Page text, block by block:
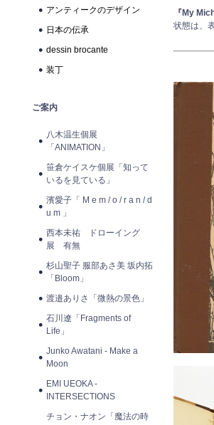
アンティークのデザイン
日本の伝承
dessin brocante
装丁
ご案内
八木温生個展
「ANIMATION」
笹倉ケイスケ個展「知って
いるを見ている」
濱愛子「 M e m / o / r a n / d
u m 」
西本未祐 ドローイング
展 有無
杉山聖子 服部あさ美 坂内拓
「Bloom」
渡邉ありさ「微熱の景色」
石川遼「Fragments of
Life」
Junko Awatani - Make a
Moon
EMI UEOKA -
INTERSECTIONS
チョン・ナオン「魔法の時
『My
状態は、